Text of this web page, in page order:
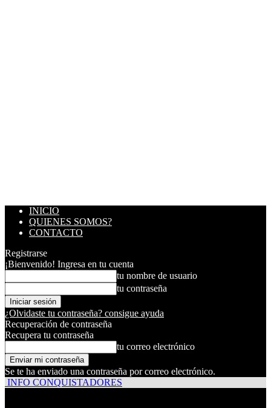
INICIO
QUIENES SOMOS?
CONTACTO
Registrarse
¡Bienvenido! Ingresa en tu cuenta
tu nombre de usuario
tu contraseña
¿Olvidaste tu contraseña? consigue ayuda
Recuperación de contraseña
Recupera tu contraseña
tu correo electrónico
Se te ha enviado una contraseña por correo electrónico.
INFO CONQUISTADORES